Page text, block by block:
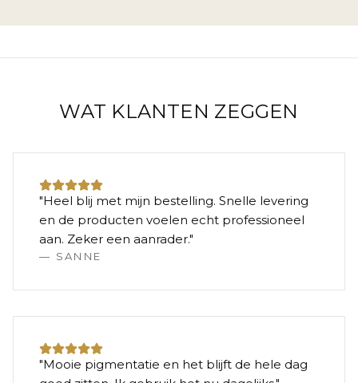
WAT KLANTEN ZEGGEN
"Heel blij met mijn bestelling. Snelle levering
en de producten voelen echt professioneel
aan. Zeker een aanrader."
— SANNE
"Mooie pigmentatie en het blijft de hele dag